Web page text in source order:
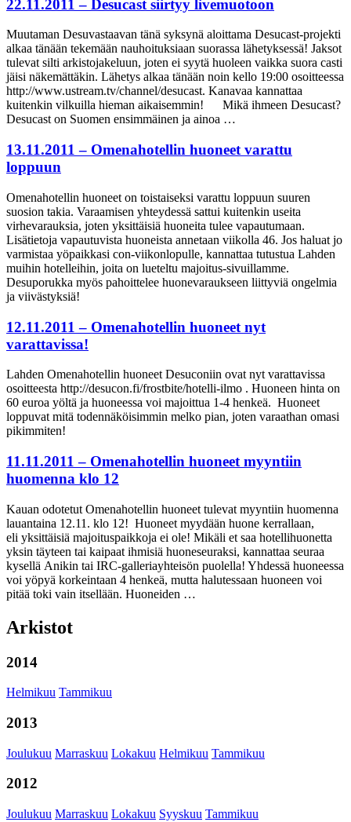
22.11.2011 – Desucast siirtyy livemuotoon
Muutaman Desuvastaavan tänä syksynä aloittama Desucast-projekti
alkaa tänään tekemään nauhoituksiaan suorassa lähetyksessä! Jaksot
tulevat silti arkistojakeluun, joten ei syytä huoleen vaikka suora casti
jäisi näkemättäkin. Lähetys alkaa tänään noin kello 19:00 osoitteessa
http://www.ustream.tv/channel/desucast. Kanavaa kannattaa
kuitenkin vilkuilla hieman aikaisemmin! Mikä ihmeen Desucast?
Desucast on Suomen ensimmäinen ja ainoa …
13.11.2011 – Omenahotellin huoneet varattu
loppuun
Omenahotellin huoneet on toistaiseksi varattu loppuun suuren
suosion takia. Varaamisen yhteydessä sattui kuitenkin useita
virhevarauksia, joten yksittäisiä huoneita tulee vapautumaan.
Lisätietoja vapautuvista huoneista annetaan viikolla 46. Jos haluat jo
varmistaa yöpaikkasi con-viikonlopulle, kannattaa tutustua Lahden
muihin hotelleihin, joita on lueteltu majoitus-sivuillamme.
Desuporukka myös pahoittelee huonevaraukseen liittyviä ongelmia
ja viivästyksiä!
12.11.2011 – Omenahotellin huoneet nyt
varattavissa!
Lahden Omenahotellin huoneet Desuconiin ovat nyt varattavissa
osoitteesta http://desucon.fi/frostbite/hotelli-ilmo . Huoneen hinta on
60 euroa yöltä ja huoneessa voi majoittua 1-4 henkeä. Huoneet
loppuvat mitä todennäköisimmin melko pian, joten varaathan omasi
pikimmiten!
11.11.2011 – Omenahotellin huoneet myyntiin
huomenna klo 12
Kauan odotetut Omenahotellin huoneet tulevat myyntiin huomenna
lauantaina 12.11. klo 12! Huoneet myydään huone kerrallaan,
eli yksittäisiä majoituspaikkoja ei ole! Mikäli et saa hotellihuonetta
yksin täyteen tai kaipaat ihmisiä huoneseuraksi, kannattaa seuraa
kysellä Anikin tai IRC-galleriayhteisön puolella! Yhdessä huoneessa
voi yöpyä korkeintaan 4 henkeä, mutta halutessaan huoneen voi
pitää toki vain itsellään. Huoneiden …
Arkistot
2014
Helmikuu Tammikuu
2013
Joulukuu Marraskuu Lokakuu Helmikuu Tammikuu
2012
Joulukuu Marraskuu Lokakuu Syyskuu Tammikuu